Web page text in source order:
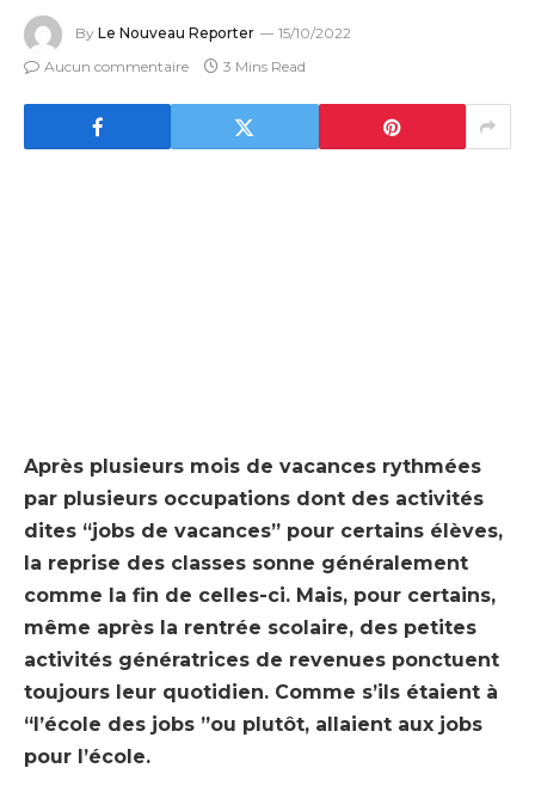
By Le Nouveau Reporter
15/10/2022
Aucun commentaire
3 Mins Read
Après plusieurs mois de vacances rythmées
par plusieurs occupations dont des activités
dites “jobs de vacances” pour certains élèves,
la reprise des classes sonne généralement
comme la fin de celles-ci. Mais, pour certains,
même après la rentrée scolaire, des petites
activités génératrices de revenues ponctuent
toujours leur quotidien. Comme s’ils étaient à
“l’école des jobs ”ou plutôt, allaient aux jobs
pour l’école.